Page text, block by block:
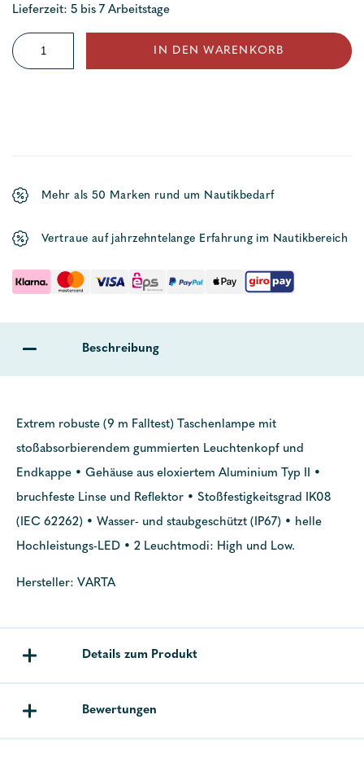
Lieferzeit: 5 bis 7 Arbeitstage
Taschenlampe
PRO
IN DEN WARENKORB
Mehr als 50 Marken rund um Nautikbedarf
Vertraue auf jahrzehntelange Erfahrung im Nautikbereich
Beschreibung
Extrem robuste (9 m Falltest) Taschenlampe mit
stoßabsorbierendem gummierten Leuchtenkopf und
Endkappe • Gehäuse aus eloxiertem Aluminium Typ II •
bruchfeste Linse und Reflektor • Stoßfestigkeitsgrad IK08
(IEC 62262) • Wasser- und staubgeschützt (IP67) • helle
Hochleistungs-LED • 2 Leuchtmodi: High und Low.
Hersteller: VARTA
Details zum Produkt
Bewertungen